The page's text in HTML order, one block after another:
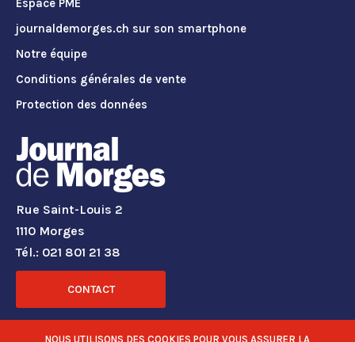
Espace PME
journaldemorges.ch sur son smartphone
Notre équipe
Conditions générales de vente
Protection des données
Rue Saint-Louis 2
1110 Morges
Tél.: 021 801 21 38
CONTACT
RÉSEAUX SOCIAUX
NOUS UTILISONS DES COOKIES POUR VOUS ASSURER LA